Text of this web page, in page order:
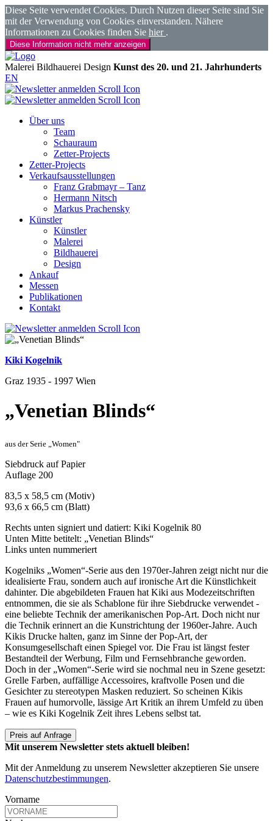
Diese Seite verwendet Cookies. Durch Nutzen dieser Seite sind Sie
mit der Verwendung von Cookies einverstanden. Nähere
Informationen zu Cookies finden Sie hier .
Diese Information nicht mehr anzeigen
Malerei Bildhauerei Design Kunst des 20. und 21. Jahrhunderts
EN
Über uns
Team
Schauraum
Zetter-Projects
Zetter-Projects
Verkaufsausstellungen
Franz Grabmayr – Tanz
Hermann Nitsch
Markus Prachensky
Künstler
Künstler
Malerei
Bildhauerei
Design
Ankauf
Messen
Publikationen
Kontakt
Kiki Kogelnik
Graz 1935 - 1997 Wien
„Venetian Blinds“
aus der Serie „Women"
Siebdruck auf Papier
Auflage 200
83,5 x 58,5 cm (Motiv)
93,6 x 66,5 cm (Blatt)
Rechts unten signiert und datiert: Kiki Kogelnik 80
Unten Mitte betitelt: „Venetian Blinds“
Links unten nummeriert
Kogelniks „Women“-Serie aus den 1970er-Jahren zeigt nicht nur die
idealisierte Frau, sondern auch auf ironische Art die Künstlichkeit
dahinter. Die abgebildeten Frauen hat Kiki aus Modezeitschriften
entnommen, die sie als Schablone für ihre Siebdrucke verwendet -
eine beliebte Technik der amerikanischen Pop-Art. Doch nicht nur
die Technik erinnert an die Kunstrichtung der 1960er-Jahre. Auch
Kikis Drucke halten, ganz im Sinne der Pop-Art, der
Konsumgesellschaft einen Spiegel vor. Die Frau ist längst fester
Bestandteil der Werbung, Film und Fernsehbranche geworden.
Doch in der „Women“-Serie wird sie nochmal neu in Szene gesetzt:
Grelle Farben, auffällige Accessoires, kraftvolle Posen und die
Gesichter zu stereotypen Masken reduziert. So scheinen Kikis
Frauen auf humorvolle, lässige Art Kritik an ihrem Umfeld zu üben
– wie es Kiki Kogelnik Zeit ihres Lebens selbst tat.
Preis auf Anfrage
Mit unserem Newsletter stets aktuell bleiben!
Mit der Anmeldung zu unserem Newsletter akzeptieren Sie unsere
Datenschutzbestimmungen.
Vorname